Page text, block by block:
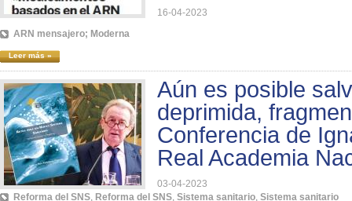
16-04-2023
ARN mensajero; Moderna
Leer más »
Aún es posible
deprimida,
Conferencia de
Real Academia
03-04-2023
Reforma del SNS Reforma del SNS Sistema sanitario Sistema sanitario